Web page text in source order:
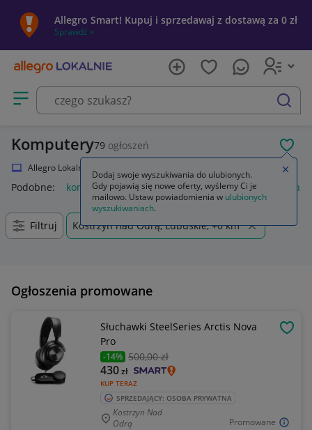
Allegro Smart! Kupuj i sprzedawaj z dostawą za 0 zł
Sprawdź »
Otwórz menu z kategoriami
szukaj
Komputery79 ogłoszeń
Allegro Lokalnie
Podobne: komputer stacjonarny komputer komputery
Filtruj Kostrzyn nad Odrą, Lubuskie, +0 km
Ogłoszenia promowane
Promowane
Słuchawki SteelSeries Arctis Nova
Pro
-14% 500,00 zł
KUP TERAZ
430zł
SPRZEDAJĄCY: OSOBA PRYWATNA
Kostrzyn Nad
Odrą
Dodaj swoje wyszukiwania do ulubionych.
Gdy pojawią się nowe oferty, wyślemy Ci je
mailowo. Ustaw powiadomienia w ulubionych
wyszukiwaniach.